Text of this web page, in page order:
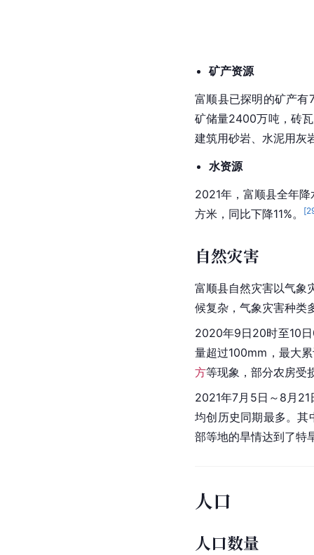
矿产资源
富顺县已探明的矿产有
矿储量2400万吨，砖
建筑用砂岩、水泥用灰
水资源
2021年，富顺县全年
方米，同比下降11%。
[
自然灾害
富顺县自然灾害以气象
候复杂，气象灾害种类
2020年9日20时至10
量超过100mm，最大
方等现象，部分农房受
2021年7月5日～8月
均创历史同期最多。
部等地的旱情达到了特
人口
人口数量